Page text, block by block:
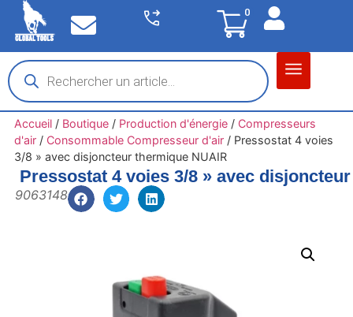
0
Accueil/ Boutique/ Production d'énergie/ Compresseurs
d'air/ Consommable Compresseur d'air/ Pressostat 4 voies
3/8 » avec disjoncteur thermique NUAIR
Pressostat 4 voies 3/8 » avec
9063148